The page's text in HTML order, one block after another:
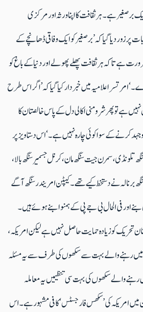
برصغیر ہے۔ ہر ثقافت کا اپنا ورثہ اور مرکزی
زور دیا گیا کہ ’برصغیر کو ایک وفاقی ڈھانچے کے
ہے تاکہ ہر ثقافت پھلے پھولے اور دنیا کے باغ کو
امرتسر اعلامیہ میں خبردار کیا گیا کہ ’اگر اس طرح
ہے تو پھر شرومنی اکالی دل کے پاس خالصتان کا
کرنے کے سوا کوئی چارہ نہیں ہے۔‘ اس دستاویز پر
تلونڈی، سمرن جیت سنگھ مان، کرنل جسمیر سنگھ بالا،
برنالہ نے دستخط کیے تھے۔ کیپٹن امریندر سنگھ آگے
اور فی الحال بی جے پی کے ہمنوا بنے ہوئے ہیں ۔
تحریک کو زیادہ حمایت حاصل نہیں ہے لیکن امریکہ،
میں رہنے والے بہت سے سکھوں کی طرف سےیہ مسئلہ
رہنے والے سکھوں کی بہت سی تنظیمیں یہ معاملہ
میں امریکہ کی’ سکھس فار جسٹس‘ کافی مشہور ہے۔ اس